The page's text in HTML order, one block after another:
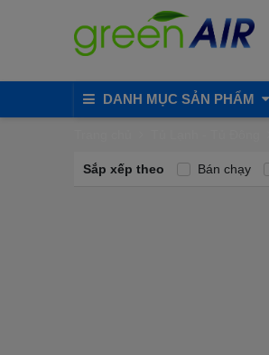
DANH MỤC SẢN PHẨM
Sắp xếp theo Bán chạy